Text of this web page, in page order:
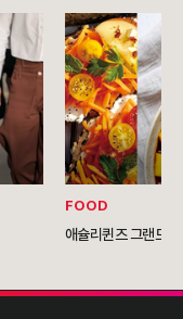
FOOD
애슐리퀸즈 그랜드